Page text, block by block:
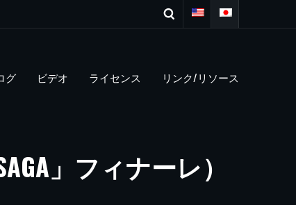
グ ビデオ ライセンス リンク/リソース
」フィナーレ）